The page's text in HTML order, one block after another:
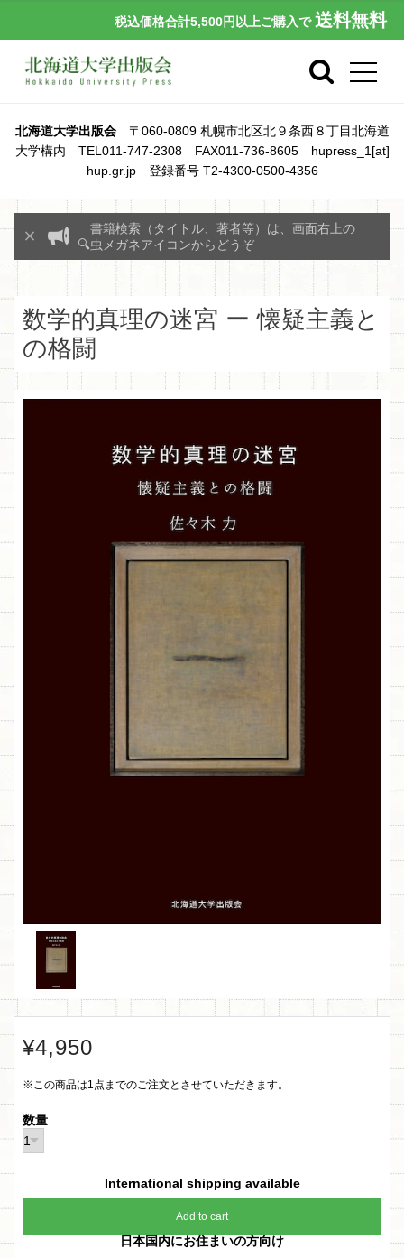
税込価格合計5,500円以上ご購入で 送料無料
北海道大学出版会〒060-0809 札幌市北区北９条西８丁目北海道
大学構内 TEL011-747-2308 FAX011-736-8605 hupress_1[at]
hup.gr.jp 登録番号 T2-4300-0500-4356
書籍検索（タイトル、著者等）は、画面右上の
🔍虫メガネアイコンからどうぞ
数学的真理の迷宮 ー 懐疑主義と
の格闘
¥4,950
※この商品は1点までのご注文とさせていただきます。
数量
International shipping available
Add to cart
日本国内にお住まいの方向け